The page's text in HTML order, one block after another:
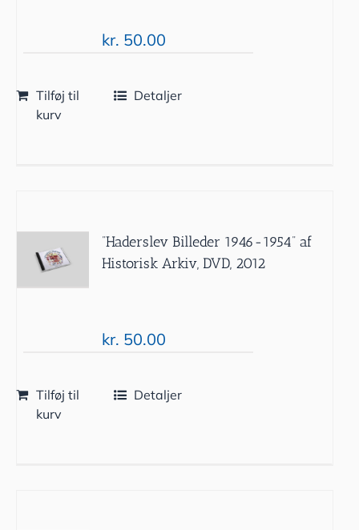
kr. 50.00
Tilføj til
kurv
Detaljer
”Haderslev Billeder 1946-1954” af
Historisk Arkiv, DVD, 2012
kr. 50.00
Tilføj til
kurv
Detaljer